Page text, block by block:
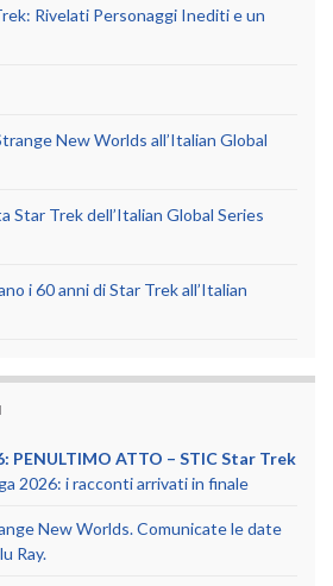
Rivelati Personaggi Inediti e un
New Worlds all’Italian Global
Trek dell’Italian Global Series
i 60 anni di Star Trek all’Italian
PENULTIMO ATTO – STIC Star Trek
2026: i racconti arrivati in finale
New Worlds. Comunicate le date
Ray.